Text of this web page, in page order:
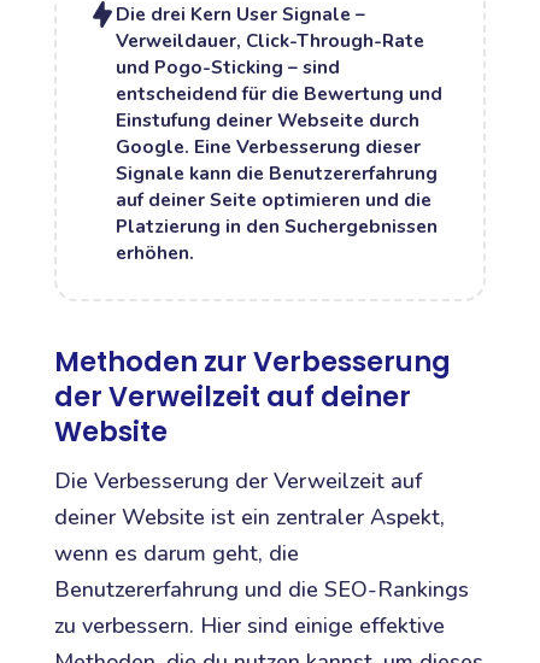
Die drei Kern User Signale –
Verweildauer, Click-Through-Rate
und Pogo-Sticking – sind
entscheidend für die Bewertung und
Einstufung deiner Webseite durch
Google. Eine Verbesserung dieser
Signale kann die Benutzererfahrung
auf deiner Seite optimieren und die
Platzierung in den Suchergebnissen
erhöhen.
Methoden zur Verbesserung
der Verweilzeit auf deiner
Website
Die Verbesserung der Verweilzeit auf
deiner Website ist ein zentraler Aspekt,
wenn es darum geht, die
Benutzererfahrung und die SEO-Rankings
zu verbessern. Hier sind einige effektive